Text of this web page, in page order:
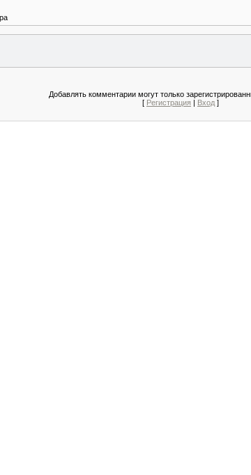
Добавлять комментарии могут только
[ Регистрация | Вход ]